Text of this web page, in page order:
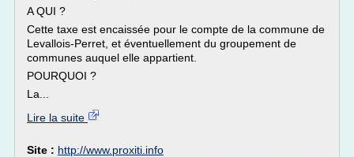
A QUI ?
Cette taxe est encaissée pour le compte de la commune de
Levallois-Perret, et éventuellement du groupement de
communes auquel elle appartient.
POURQUOI ?
La...
Lire la suite
Site : http://www.proxiti.info